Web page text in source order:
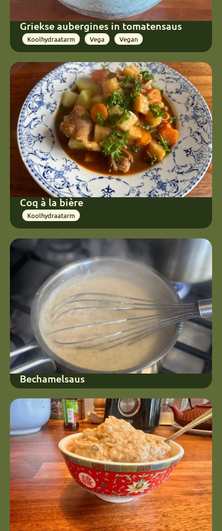
Griekse aubergines in tomatensaus
Koolhydraatarm Vega Vegan
Coq à la bière
Koolhydraatarm
Bechamelsaus